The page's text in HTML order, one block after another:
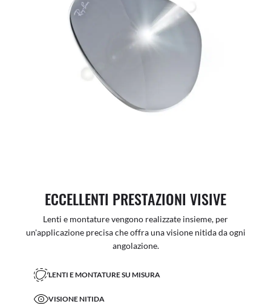
ECCELLENTI PRESTAZIONI VISIVE
Lenti e montature vengono realizzate insieme, per
un'applicazione precisa che offra una visione nitida da ogni
angolazione.
LENTI E MONTATURE SU MISURA
VISIONE NITIDA